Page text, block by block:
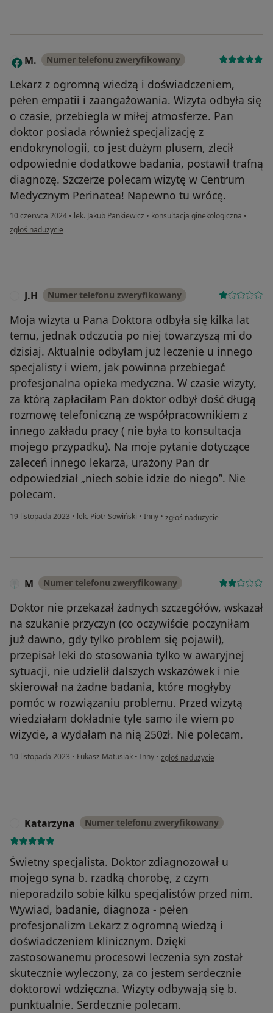
M M. Numer telefonu zweryfikowany
Lekarz z ogromną wiedzą i doświadczeniem,
pełen empatii i zaangażowania. Wizyta odbyła się
o czasie, przebiegla w miłej atmosferze. Pan
doktor posiada również specjalizację z
endokrynologii, co jest dużym plusem, zlecił
odpowiednie dodatkowe badania, postawił trafną
diagnozę. Szczerze polecam wizytę w Centrum
Medycznym Perinatea! Napewno tu wrócę.
10 czerwca 2024 • lek. Jakub Pankiewicz • konsultacja ginekologiczna •
w opinii użytkownika M.
zgłoś nadużycie
J.H Numer telefonu zweryfikowany
Moja wizyta u Pana Doktora odbyła się kilka lat
temu, jednak odczucia po niej towarzyszą mi do
dzisiaj. Aktualnie odbyłam już leczenie u innego
specjalisty i wiem, jak powinna przebiegać
profesjonalna opieka medyczna. W czasie wizyty,
za którą zapłaciłam Pan doktor odbył dość długą
rozmowę telefoniczną ze współpracownikiem z
innego zakładu pracy ( nie była to konsultacja
mojego przypadku). Na moje pytanie dotyczące
zaleceń innego lekarza, urażony Pan dr
odpowiedział „niech sobie idzie do niego”. Nie
polecam.
19 listopada 2023 • lek. Piotr Sowiński • Inny • w opinii użytkownika J.H
zgłoś nadużycie
M Numer telefonu zweryfikowany
Doktor nie przekazał żadnych szczegółów, wskazał
na szukanie przyczyn (co oczywiście poczyniłam
już dawno, gdy tylko problem się pojawił),
przepisał leki do stosowania tylko w awaryjnej
sytuacji, nie udzielił dalszych wskazówek i nie
skierował na żadne badania, które mogłyby
pomóc w rozwiązaniu problemu. Przed wizytą
wiedziałam dokładnie tyle samo ile wiem po
wizycie, a wydałam na nią 250zł. Nie polecam.
10 listopada 2023 • Łukasz Matusiak • Inny • w opinii użytkownika M
zgłoś nadużycie
Katarzyna Numer telefonu zweryfikowany
Świetny specjalista. Doktor zdiagnozował u
mojego syna b. rzadką chorobę, z czym
nieporadzilo sobie kilku specjalistów przed nim.
Wywiad, badanie, diagnoza - pełen
profesjonalizm Lekarz z ogromną wiedzą i
doświadczeniem klinicznym. Dzięki
zastosowanemu procesowi leczenia syn został
skutecznie wyleczony, za co jestem serdecznie
doktorowi wdzięczna. Wizyty odbywają się b.
punktualnie. Serdecznie polecam.